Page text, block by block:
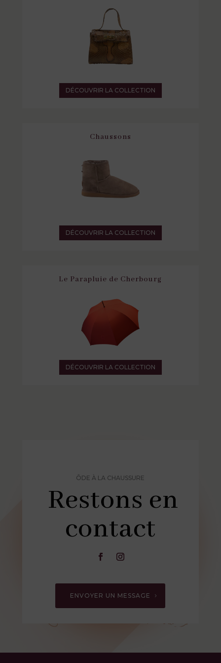
DÉCOUVRIR LA COLLECTION
Chaussons
DÉCOUVRIR LA COLLECTION
Le Parapluie de Cherbourg
DÉCOUVRIR LA COLLECTION
ÔDE À LA CHAUSSURE
Restons en
contact
ENVOYER UN MESSAGE